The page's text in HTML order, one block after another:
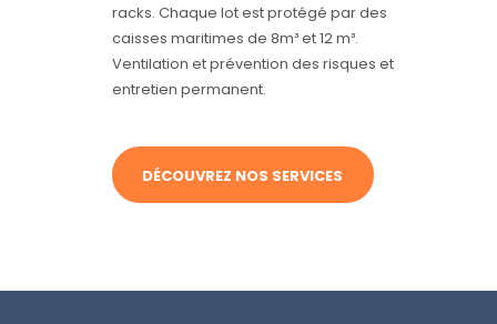
racks. Chaque lot est protégé par des
caisses maritimes de 8m³ et 12 m³.
Ventilation et prévention des risques et
entretien permanent.
DÉCOUVREZ NOS SERVICES